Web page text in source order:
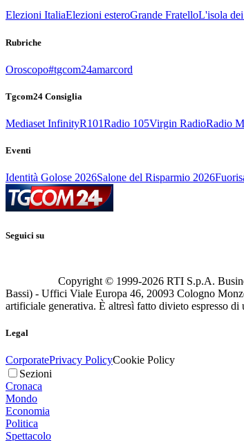
Elezioni ItaliaElezioni esteroGrande FratelloL'isola
Rubriche
Oroscopo#tgcom24amarcord
Tgcom24 Consiglia
Mediaset InfinityR101Radio 105Virgin RadioRadio
Eventi
Identità Golose 2026Salone del Risparmio 2026
Seguici su
Copyright © 1999-2026 RTI S.p.A.
Bassi) - Uffici Viale Europa 46, 20093 Cologno
artificiale generativa. È altresì fatto divieto espresso
Legal
CorporatePrivacy PolicyCookie Policy
Sezioni
Cronaca
Mondo
Economia
Politica
Spettacolo